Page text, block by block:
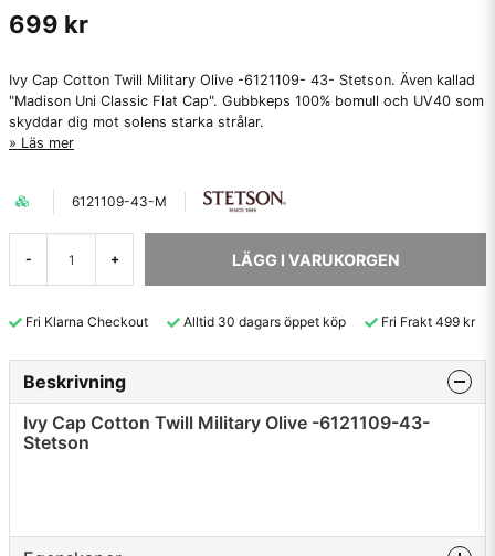
699 kr
Ivy Cap Cotton Twill Military Olive -6121109- 43- Stetson. Även kallad
"Madison Uni Classic Flat Cap". Gubbkeps 100% bomull och UV40 som
skyddar dig mot solens starka strålar.
Läs mer
6121109-43-M
- + LÄGG I VARUKORGEN
Fri Klarna Checkout Alltid 30 dagars öppet köp Fri Frakt 499 kr
Beskrivning
Ivy Cap Cotton Twill Military Olive -6121109-43-
Stetson